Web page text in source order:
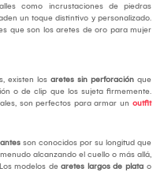
como incrustaciones de piedras
un toque distintivo y personalizado.
que son los aretes de oro para mujer
existen los aretes sin perforación que
o de clip que los sujeta firmemente.
son perfectos para armar un outfit
son conocidos por su longitud que
alcanzando el cuello o más allá,
modelos de aretes largos de plata o